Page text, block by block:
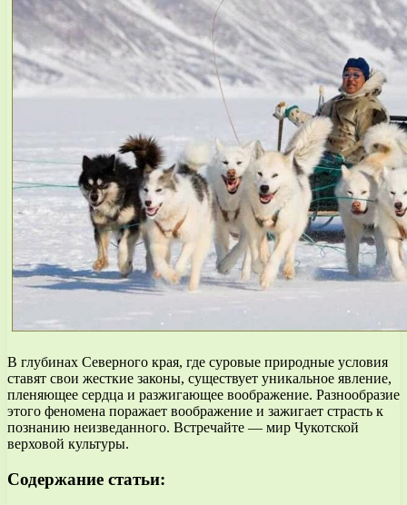
В глубинах Северного края, где суровые природные условия
ставят свои жесткие законы, существует уникальное явление,
пленяющее сердца и разжигающее воображение. Разнообразие
этого феномена поражает воображение и зажигает страсть к
познанию неизведанного. Встречайте — мир Чукотской
верховой культуры.
Содержание статьи: